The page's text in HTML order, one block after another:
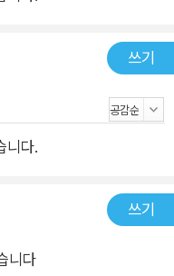
쓰기
니다.
쓰기
니다